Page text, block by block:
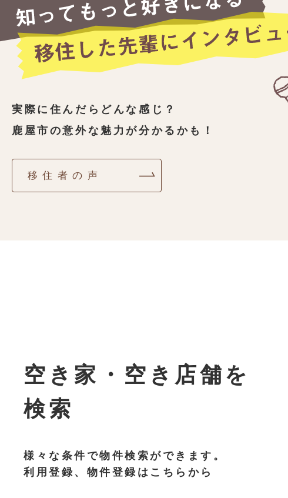
実際に住んだらどんな感じ？
鹿屋市の意外な魅力が分かるかも！
移住者の声
2組のダンサー夫婦の本
移住者と鹿屋市民の井戸端会議【
空き家・空き店舗を
検索
様々な条件で物件検索ができます。
利用登録、物件登録はこちらから